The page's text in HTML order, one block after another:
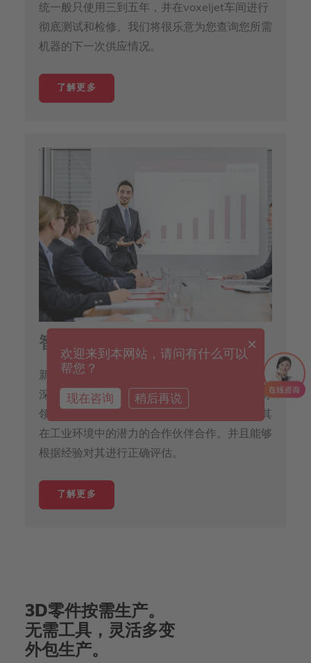
统一般只使用三到五年，并在voxeljet车间进行
彻底测试和检修。我们将很乐意为您查询您所需
机器的下一次供应情况。
了解更多
智能融资
新工艺和生产方式的智能融资需要融资伙伴拥有
深入的行业和市场知识。因此，我们在金融服务
领域与那些了解添加剂生产工艺的投资回报及其
在工业环境中的潜力的合作伙伴合作。并且能够
根据经验对其进行正确评估。
了解更多
3D零件按需生产。
无需工具，灵活多变
外包生产。
×
欢迎来到本网站，请问有什么可以
帮您？
现在咨询 稍后再说